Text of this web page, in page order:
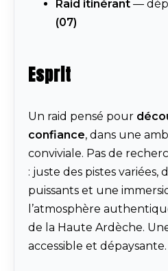
Raid itinérant —
(07)
Esprit
Un raid pensé pour
confiance, dans une
conviviale. Pas de
: juste des pistes variées,
puissants et une
l’atmosphère
de la Haute Ardèche.
accessible et dépaysante.